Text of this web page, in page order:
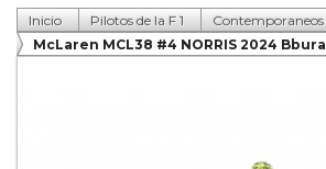
Inicio Pilotos de la F 1 Contemporaneos
McLaren MCL38 #4 NORRIS 2024